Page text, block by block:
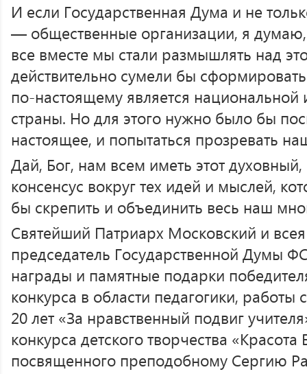
И если Государственная Дума и не
— общественные организации, я
все вместе мы стали размышлять над
действительно сумели бы
по-настоящему является национальной
страны. Но для этого нужно было бы
настоящее, и попытаться прозревать
Дай, Бог, нам всем иметь этот духовный,
консенсус вокруг тех идей и мыслей,
бы скрепить и объединить весь наш
Святейший Патриарх Московский и
председатель Государственной Думы
награды и памятные подарки
конкурса в области педагогики,
20 лет «За нравственный подвиг
конкурса детского творчества
посвященного преподобному Сергию